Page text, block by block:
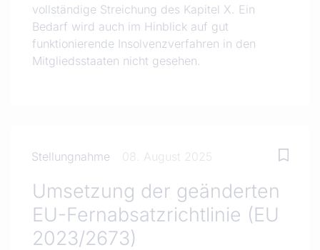
vollständige Streichung des Kapitel X. Ein
Bedarf wird auch im Hinblick auf gut
funktionierende Insolvenzverfahren in den
Mitgliedsstaaten nicht gesehen.
Stellungnahme 08. August 2025
Umsetzung der geänderten
EU-Fernabsatzrichtlinie (EU
2023/2673)